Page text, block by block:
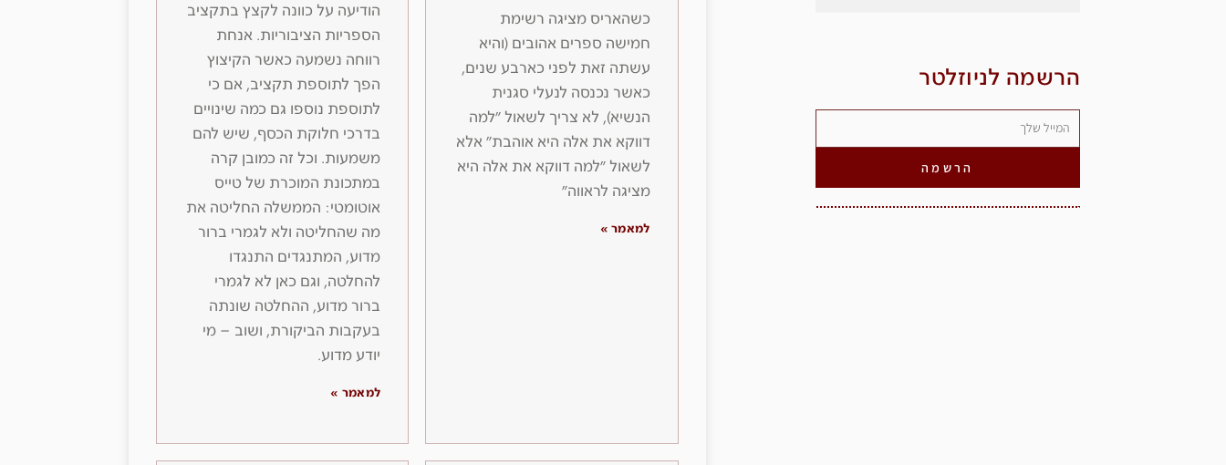
הרשמה לניוזלטר
הרשמה
כשהאריס מציגה רשימת
חמישה ספרים אהובים (והיא
עשתה זאת לפני כארבע שנים,
כאשר נכנסה לנעלי סגנית
הנשיא), לא צריך לשאול ״למה
דווקא את אלה היא אוהבת״ אלא
לשאול ״למה דווקא את אלה היא
מציגה לראווה״
למאמר »
הודיעה על כוונה לקצץ בתקציב
הספריות הציבוריות. אנחת
רווחה נשמעה כאשר הקיצוץ
הפך לתוספת תקציב, אם כי
לתוספת נוספו גם כמה שינויים
בדרכי חלוקת הכסף, שיש להם
משמעות. וכל זה כמובן קרה
במתכונת המוכרת של טייס
אוטומטי: הממשלה החליטה את
מה שהחליטה ולא לגמרי ברור
מדוע, המתנגדים התנגדו
להחלטה, וגם כאן לא לגמרי
ברור מדוע, ההחלטה שונתה
בעקבות הביקורת, ושוב – מי
יודע מדוע.
למאמר »